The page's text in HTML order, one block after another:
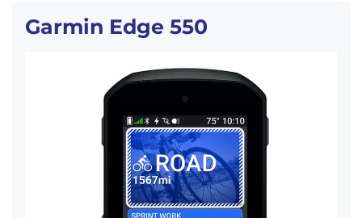
Garmin Edge 550